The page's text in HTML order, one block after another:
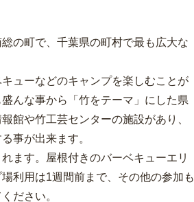
の町で、千葉県の町村で最も広大な
ューなどのキャンプを楽しむことが
んな事から「竹をテーマ」にした県
館や竹工芸センターの施設があり、
事が出来ます。
ます。屋根付きのバーベキューエリ
利用は1週間前まで、その他の参加も
ださい。